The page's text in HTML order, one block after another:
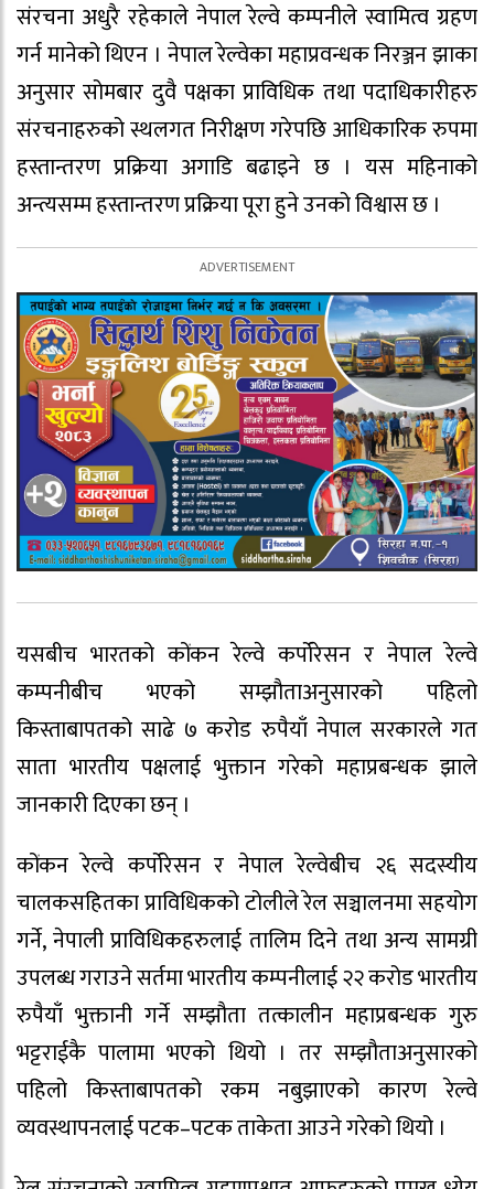
संरचना अधुरै रहेकाले नेपाल रेल्वे कम्पनीले स्वामित्व ग्रहण
गर्न मानेको थिएन । नेपाल रेल्वेका महाप्रवन्धक निरञ्जन झाका
अनुसार सोमबार दुवै पक्षका प्राविधिक तथा पदाधिकारीहरु
संरचनाहरुको स्थलगत निरीक्षण गरेपछि आधिकारिक रुपमा
हस्तान्तरण प्रक्रिया अगाडि बढाइने छ । यस महिनाको
अन्त्यसम्म हस्तान्तरण प्रक्रिया पूरा हुने उनको विश्वास छ ।
यसबीच भारतको कोंकन रेल्वे कर्पोरेसन र नेपाल रेल्वे
कम्पनीबीच भएको सम्झौताअनुसारको पहिलो
किस्ताबापतको साढे ७ करोड रुपैयाँ नेपाल सरकारले गत
साता भारतीय पक्षलाई भुक्तान गरेको महाप्रबन्धक झाले
जानकारी दिएका छन् ।
कोंकन रेल्वे कर्पोरेसन र नेपाल रेल्वेबीच २६ सदस्यीय
चालकसहितका प्राविधिकको टोलीले रेल सञ्चालनमा सहयोग
गर्ने, नेपाली प्राविधिकहरुलाई तालिम दिने तथा अन्य सामग्री
उपलब्ध गराउने सर्तमा भारतीय कम्पनीलाई २२ करोड भारतीय
रुपैयाँ भुक्तानी गर्ने सम्झौता तत्कालीन महाप्रबन्धक गुरु
भट्टराईकै पालामा भएको थियो । तर सम्झौताअनुसारको
पहिलो किस्ताबापतको रकम नबुझाएको कारण रेल्वे
व्यवस्थापनलाई पटक–पटक ताकेता आउने गरेको थियो ।